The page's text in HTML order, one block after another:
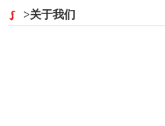
>关于我们